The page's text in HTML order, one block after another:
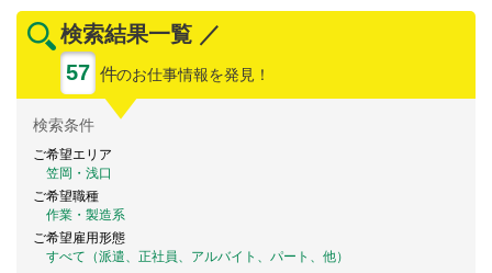
検索結果一覧 ／
57 件のお仕事情報を発見！
検索条件
ご希望エリア
笠岡・浅口
ご希望職種
作業・製造系
ご希望雇用形態
すべて（派遣、正社員、アルバイト、パート、他）